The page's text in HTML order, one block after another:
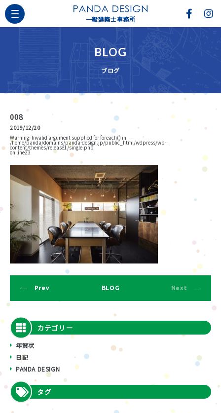
一級建築士事務所
BLOG
ブログ
008
2019/12/20
Warning: Invalid argument supplied for foreach() in
/home/panda/domains/panda-design.jp/public_html/wdpress/wp-
content/themes/release1/single.php
on line23
Prev BLOG Next
カテゴリー
年賀状
日記
PANDA DESIGN
タグ